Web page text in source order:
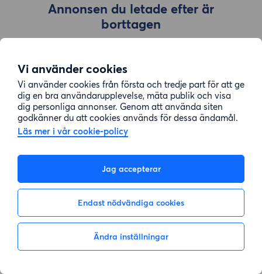
Vi använder cookies
Vi använder cookies från första och tredje part för att ge
dig en bra användarupplevelse, mäta publik och visa
dig personliga annonser. Genom att använda siten
godkänner du att cookies används för dessa ändamål.
Läs mer i vår cookie-policy
Jag accepterar
Endast nödvändiga cookies
Ändra inställningar
Annonsen du letade efter är
borttagen
Gå till sök